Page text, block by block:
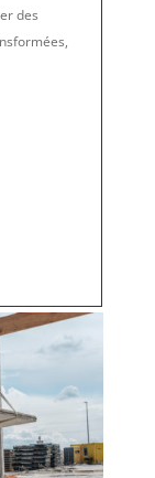
des